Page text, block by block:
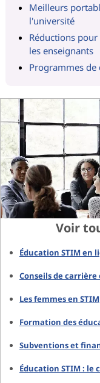
Meilleurs
l'université
Réductions
les enseignants
Programmes
Voir
Éducation STIM en
Conseils de carrière
Les femmes en STIM
Formation des
Subventions et
Éducation STIM : le